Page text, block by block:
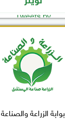
Tweets by
بوابة الزراعة والصناعة